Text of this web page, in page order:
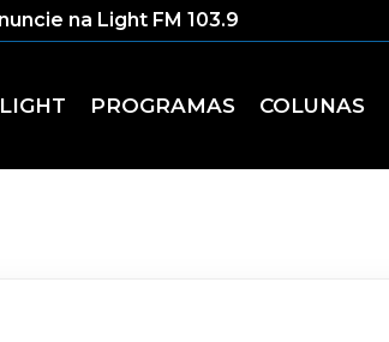
na Light FM 103.9
PROGRAMAS COLUNAS